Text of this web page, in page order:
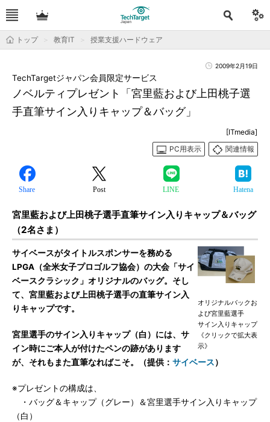
トップ 教育IT 授業支援ハードウェア
2009年2月19日
ノベルティプレゼント「宮里藍および上田桃子選
手直筆サイン入りキャップ＆バッグ」
TechTargetジャパン会員限定サービス
[ITmedia]
PC用表示
関連情報
Share Post LINE Hatena
宮里藍および上田桃子選手直筆サイン入りキャップ＆バッグ
（2名さま）
オリジナルバックお
よび宮里藍選手
サイン入りキャップ
《クリックで拡大表
示》
サイベースがタイトルスポンサーを務める
LPGA（全米女子プロゴルフ協会）の大会「サイ
ベースクラシック」オリジナルのバッグ。そし
て、宮里藍および上田桃子選手の直筆サイン入
り キャップです。
宮里選手のサイン入りキャップ（白）には、サ
イン時にご本人が付けたペンの跡があります
が、それもまた直筆なればこそ。（提供： サイベース）
※プレゼントの構成は、
・バッグ＆キャップ（グレー）＆宮里選手サイン入りキャップ
（白）